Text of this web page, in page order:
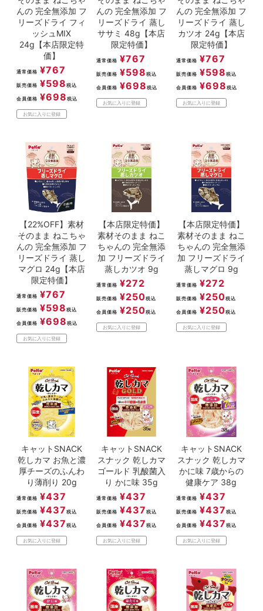
んの 完全無添加 フ
リーズドライ フィ
ッシュMIX
24g【本店限定特
価】
通常価格 ¥767
販売価格 ¥598 税込
会員価格 ¥698 税込
お気に入りに登録
んの 完全無添加 フ
リーズドライ 蒸し
ササミ 48g【本店
限定特価】
通常価格 ¥767
販売価格 ¥598 税込
会員価格 ¥698 税込
お気に入りに登録
んの 完全無添加 フ
リーズドライ 蒸し
カツオ 24g【本店
限定特価】
通常価格 ¥767
販売価格 ¥598 税込
会員価格 ¥698 税込
お気に入りに登録
【22%OFF】素材
そのまま ねこちゃ
んの 完全無添加 フ
リーズドライ 蒸し
マグロ 24g【本店
限定特価】
通常価格 ¥767
販売価格 ¥598 税込
会員価格 ¥698 税込
お気に入りに登録
【本店限定特価】
素材そのまま ねこ
ちゃんの 完全無添
加 フリーズドライ
蒸しカツオ 9g
通常価格 ¥272
販売価格 ¥250税込
会員価格 ¥250税込
お気に入りに登録
【本店限定特価】
素材そのまま ねこ
ちゃんの 完全無添
加 フリーズドライ
蒸しマグロ 9g
通常価格 ¥272
販売価格 ¥250税込
会員価格 ¥250税込
お気に入りに登録
キャットSNACK
乾しカマ お魚と濃
厚チーズのふんわ
り薄削り 20g
通常価格 ¥437
販売価格 ¥437 税込
会員価格 ¥437 税込
お気に入りに登録
キャットSNACK
スナック 乾しカマ
ゴールド 乳酸菌入
り かに味 35g
通常価格 ¥437
販売価格 ¥437 税込
会員価格 ¥437 税込
お気に入りに登録
キャットSNACK
スナック 乾しカマ
かに味 7歳からの
健康ケア 38g
通常価格 ¥437
販売価格 ¥437 税込
会員価格 ¥437 税込
お気に入りに登録